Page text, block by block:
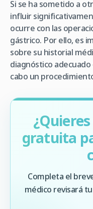
Si se ha sometido a
influir
ocurre con las
gástrico. Por ello, es
sobre su historial
diagnóstico adecuado
cabo un
gratuita
Completa el
médico revisará